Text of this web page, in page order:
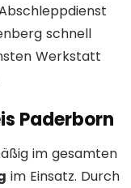
schnell
Werkstatt
Paderborn
im gesamten
im Einsatz. Durch